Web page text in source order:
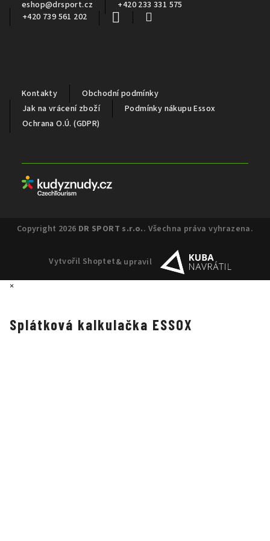
eshop@drsport.cz
+420 233 331 575
+420 739 561 202
Kontakty
Obchodní podmínky
Jak na vrácení zboží
Podmínky nákupu Essox
Ochrana O.Ú. (GDPR)
Copyright 2026 DR SPORT s.r.o.. Všechna práva vyhrazena.
Vytvořil Shoptet& upravil
×
Splátková kalkulačka ESSOX